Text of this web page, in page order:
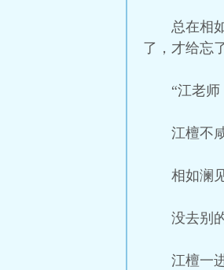
总在相
了，才给忘了
“江老
江檀不
相如澜
没去别
江檀一